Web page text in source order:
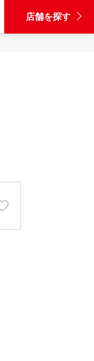
店舗を探す